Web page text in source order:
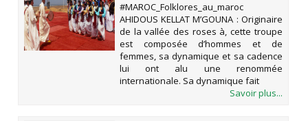
#MAROC_Folklores_au_maroc
AHIDOUS KELLAT M’GOUNA : Originaire
de la vallée des roses à, cette troupe
est composée d’hommes et de
femmes, sa dynamique et sa cadence
lui ont alu une renommée
internationale. Sa dynamique fait
Savoir plus...